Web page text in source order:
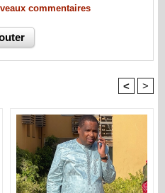
commentaires
< >